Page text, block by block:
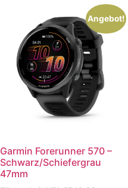
Angebot!
Garmin Forerunner 570 –
Schwarz/Schiefergrau
47mm